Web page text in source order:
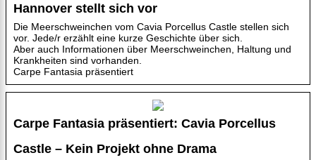
Hannover stellt sich vor
Die Meerschweinchen vom Cavia Porcellus Castle stellen sich
vor. Jede/r erzählt eine kurze Geschichte über sich.
Aber auch Informationen über Meerschweinchen, Haltung und
Krankheiten sind vorhanden.
Carpe Fantasia präsentiert
Carpe Fantasia präsentiert: Cavia Porcellus
Castle – Kein Projekt ohne Drama